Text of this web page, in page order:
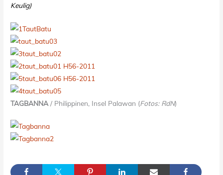
Keulig)
TAGBANNA / Philippinen, Insel Palawan (Fotos: RdN)